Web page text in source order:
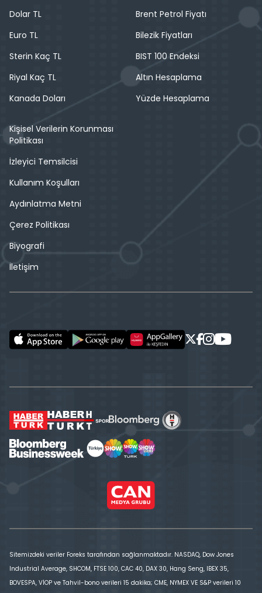
Dolar TL
Euro TL
Sterin Kaç TL
Riyal Kaç TL
Kanada Doları
Brent Petrol Fiyatı
Bilezik Fiyatları
BIST 100 Endeksi
Altın Hesaplama
Yüzde Hesaplama
Kişisel Verilerin Korunması
Politikası
İzleyici Temsilcisi
Kullanım Koşulları
Aydınlatma Metni
Çerez Politikası
Biyografi
İletişim
Sitemizdeki veriler Foreks tarafından sağlanmaktadır. NASDAQ, Dow Jones
Industrial Average, SHCOM, FTSE 100, CAC 40, DAX 30, Hang Seng, IBEX 35,
BOVESPA, VİOP ve Tahvil-bono verileri 15 dakika; CME, NYMEX VE S&P verileri 10